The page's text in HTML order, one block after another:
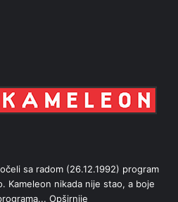
sa radom (26.12.1992) program
Kameleon nikada nije stao, a boje
Opširnije